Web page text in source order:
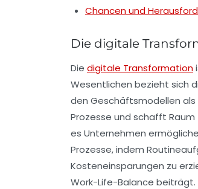
Chancen und
Die digitale
Die digitale Transformation
Wesentlichen bezieht sich
den Geschäftsmodellen
Prozesse und schafft Raum
es Unternehmen
Prozesse, indem
Kosteneinsparungen zu
Work-Life-Balance beiträgt.